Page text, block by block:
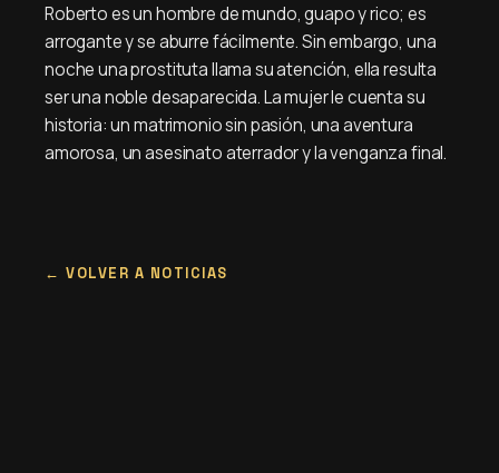
Roberto es un hombre de mundo, guapo y rico; es
arrogante y se aburre fácilmente. Sin embargo, una
noche una prostituta llama su atención, ella resulta
ser una noble desaparecida. La mujer le cuenta su
historia: un matrimonio sin pasión, una aventura
amorosa, un asesinato aterrador y la venganza final.
VOLVER A NOTICIAS